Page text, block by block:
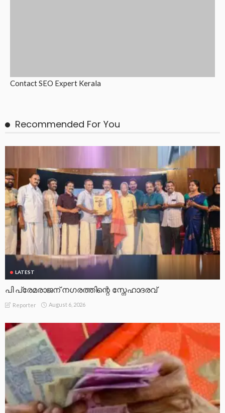
ContactSEO Expert Kerala
Recommended For You
LATEST
പി പ്രേമരാജന് നഗരത്തിന്റെ സ്നേഹാദരവ്
Reporter August 6, 2026